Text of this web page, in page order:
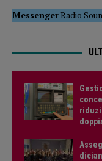
MessengerRadio